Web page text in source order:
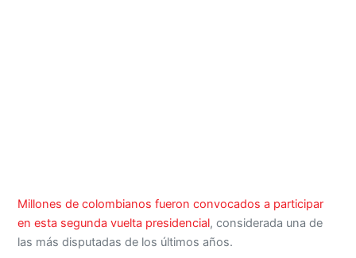
Millones de colombianos fueron convocados a participar
en esta segunda vuelta presidencial, considerada una de
las más disputadas de los últimos años.